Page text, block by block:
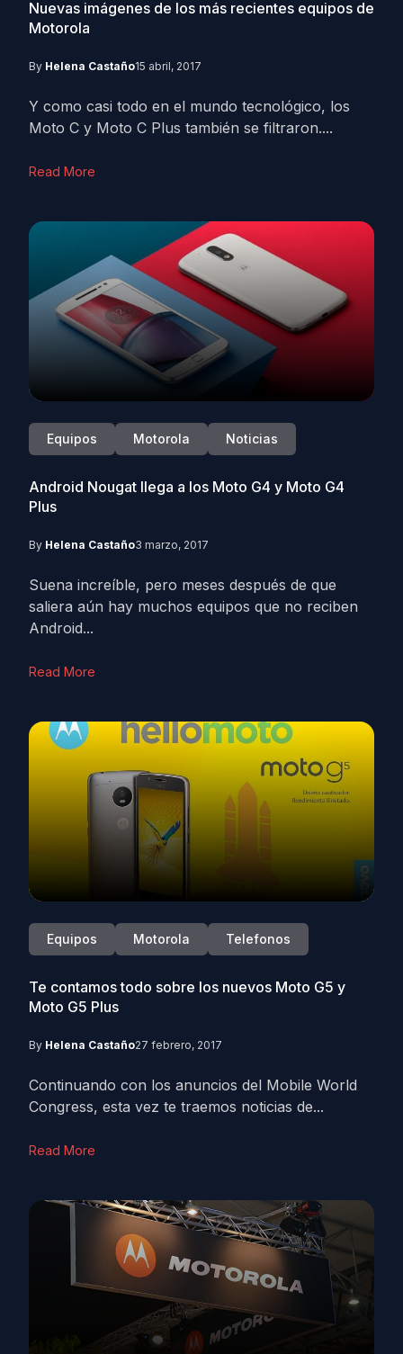
Nuevas imágenes de los más recientes equipos de
Motorola
By Helena Castaño15 abril, 2017
Y como casi todo en el mundo tecnológico, los
Moto C y Moto C Plus también se filtraron....
Read More
Equipos Motorola Noticias
Android Nougat llega a los Moto G4 y Moto G4
Plus
By Helena Castaño3 marzo, 2017
Suena increíble, pero meses después de que
saliera aún hay muchos equipos que no reciben
Android...
Read More
Equipos Motorola Telefonos
Te contamos todo sobre los nuevos Moto G5 y
Moto G5 Plus
By Helena Castaño27 febrero, 2017
Continuando con los anuncios del Mobile World
Congress, esta vez te traemos noticias de...
Read More